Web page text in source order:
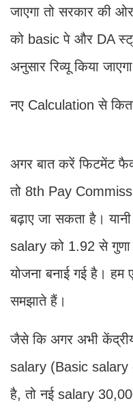
जाएगा तो सरकार की
को basic पे और DA
अनुसार रिव्यू किया
नए Calculation से
अगर बात करें फिटमेंट
तो 8th Pay
बढ़ाए जा सकता है।
salary को 1.92 से
योजना बनाई गई है।
समझाते हैं।
जैसे कि अगर अभी
salary (Basic
है, तो नई salary